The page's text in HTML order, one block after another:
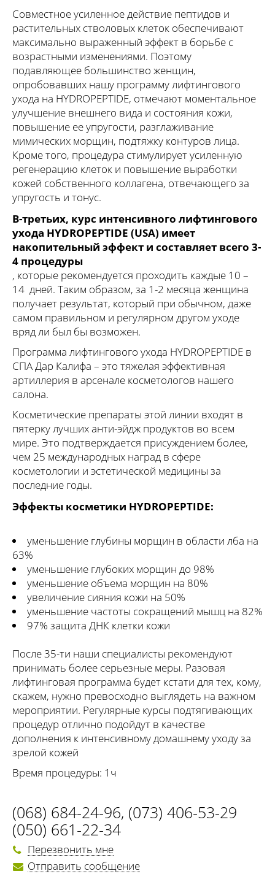
Совместное усиленное действие пептидов и
растительных стволовых клеток обеспечивают
максимально выраженный эффект в борьбе с
возрастными изменениями. Поэтому
подавляющее большинство женщин,
опробовавших нашу программу лифтингового
ухода на HYDROPEPTIDE, отмечают моментальное
улучшение внешнего вида и состояния кожи,
повышение ее упругости, разглаживание
мимических морщин, подтяжку контуров лица.
Кроме того, процедура стимулирует усиленную
регенерацию клеток и повышение выработки
кожей собственного коллагена, отвечающего за
упругость и тонус.
В-третьих, курс интенсивного лифтингового
ухода HYDROPEPTIDE (USA) имеет
накопительный эффект и составляет всего 3-
4 процедуры
, которые рекомендуется проходить каждые 10 –
14 дней. Таким образом, за 1-2 месяца женщина
получает результат, который при обычном, даже
самом правильном и регулярном другом уходе
вряд ли был бы возможен.
Программа лифтингового ухода HYDROPEPTIDE в
СПА Дар Калифа – это тяжелая эффективная
артиллерия в арсенале косметологов нашего
салона.
Косметические препараты этой линии входят в
пятерку лучших анти-эйдж продуктов во всем
мире. Это подтверждается присуждением более,
чем 25 международных наград в сфере
косметологии и эстетической медицины за
последние годы.
Эффекты косметики HYDROPEPTIDE:
уменьшение глубины морщин в области лба на
63%
уменьшение глубоких морщин до 98%
уменьшение объема морщин на 80%
увеличение сияния кожи на 50%
уменьшение частоты сокращений мышц на 82%
97% защита ДНК клетки кожи
После 35-ти наши специалисты рекомендуют
принимать более серьезные меры. Разовая
лифтинговая программа будет кстати для тех, кому,
скажем, нужно превосходно выглядеть на важном
мероприятии. Регулярные курсы подтягивающих
процедур отлично подойдут в качестве
дополнения к интенсивному домашнему уходу за
зрелой кожей
Время процедуры: 1ч
(068) 684-24-96, (073) 406-53-29
(050) 661-22-34
Перезвонить мне
Отправить сообщение